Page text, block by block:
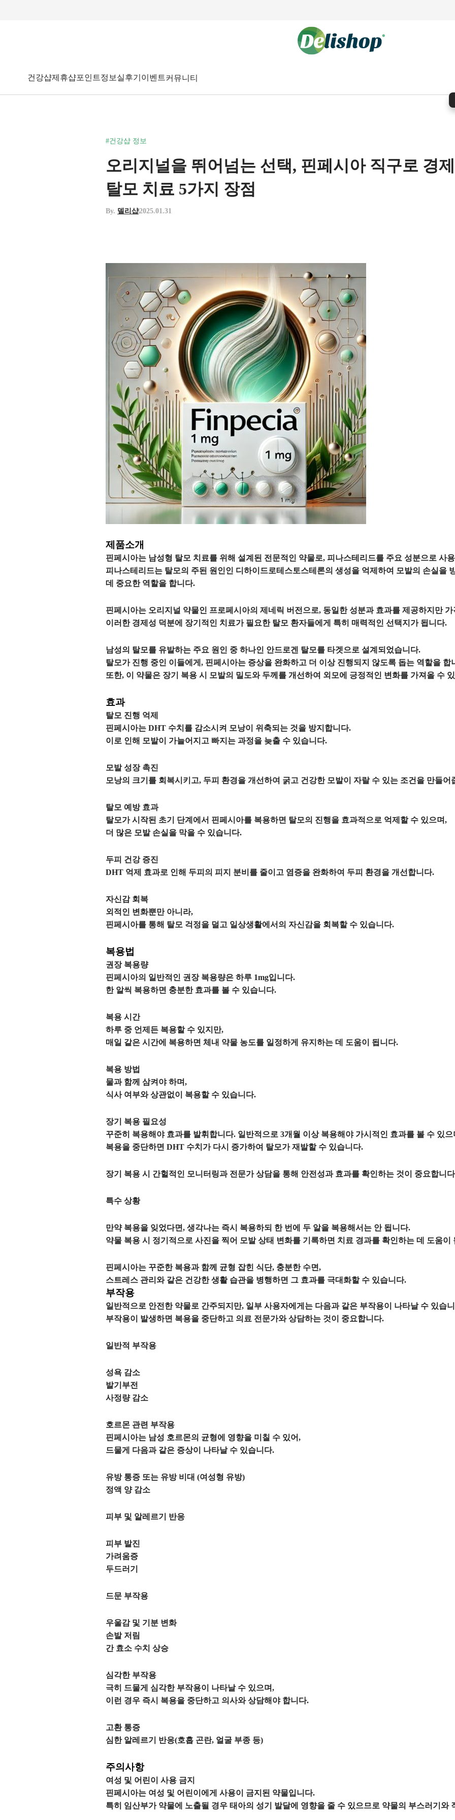
건강샵제휴샵포인트정보실후기 이벤트커뮤니티
#건강샵 정보
오리지널을 뛰어넘는 선택, 핀페시아 직구로 경
탈모 치료 5가지 장점
By. 델리샵2025.01.31
제품소개
핀페시아는 남성형 탈모 치료를 위해 설계된 전문적인 약물로, 피나스테리드를 주요 성분으로 사
피나스테리드는 탈모의 주된 원인인 디하이드로테스토스테론의 생성을 억제하여 모발의 손실을
데 중요한 역할을 합니다.
핀페시아는 오리지널 약물인 프로페시아의 제네릭 버전으로, 동일한 성분과 효과를 제공하지만
이러한 경제성 덕분에 장기적인 치료가 필요한 탈모 환자들에게 특히 매력적인 선택지가 됩니다.
남성의 탈모를 유발하는 주요 원인 중 하나인 안드로겐 탈모를 타겟으로 설계되었습니다.
탈모가 진행 중인 이들에게, 핀페시아는 증상을 완화하고 더 이상 진행되지 않도록 돕는 역할을 합
또한, 이 약물은 장기 복용 시 모발의 밀도와 두께를 개선하여 외모에 긍정적인 변화를 가져올 수
효과
탈모 진행 억제
핀페시아는 DHT 수치를 감소시켜 모낭이 위축되는 것을 방지합니다.
이로 인해 모발이 가늘어지고 빠지는 과정을 늦출 수 있습니다.
모발 성장 촉진
모낭의 크기를 회복시키고, 두피 환경을 개선하여 굵고 건강한 모발이 자랄 수 있는 조건을 만들어
탈모 예방 효과
탈모가 시작된 초기 단계에서 핀페시아를 복용하면 탈모의 진행을 효과적으로 억제할 수 있으며,
더 많은 모발 손실을 막을 수 있습니다.
두피 건강 증진
DHT 억제 효과로 인해 두피의 피지 분비를 줄이고 염증을 완화하여 두피 환경을 개선합니다.
자신감 회복
외적인 변화뿐만 아니라,
핀페시아를 통해 탈모 걱정을 덜고 일상생활에서의 자신감을 회복할 수 있습니다.
복용법
권장 복용량
핀페시아의 일반적인 권장 복용량은 하루 1mg입니다.
한 알씩 복용하면 충분한 효과를 볼 수 있습니다.
복용 시간
하루 중 언제든 복용할 수 있지만,
매일 같은 시간에 복용하면 체내 약물 농도를 일정하게 유지하는 데 도움이 됩니다.
복용 방법
물과 함께 삼켜야 하며,
식사 여부와 상관없이 복용할 수 있습니다.
장기 복용 필요성
꾸준히 복용해야 효과를 발휘합니다. 일반적으로 3개월 이상 복용해야 가시적인 효과를 볼 수 있으
복용을 중단하면 DHT 수치가 다시 증가하여 탈모가 재발할 수 있습니다.
장기 복용 시 간헐적인 모니터링과 전문가 상담을 통해 안전성과 효과를 확인하는 것이 중요합니
특수 상황
만약 복용을 잊었다면, 생각나는 즉시 복용하되 한 번에 두 알을 복용해서는 안 됩니다.
약물 복용 시 정기적으로 사진을 찍어 모발 상태 변화를 기록하면 치료 경과를 확인하는 데 도움이
핀페시아는 꾸준한 복용과 함께 균형 잡힌 식단, 충분한 수면,
스트레스 관리와 같은 건강한 생활 습관을 병행하면 그 효과를 극대화할 수 있습니다.
부작용
일반적으로 안전한 약물로 간주되지만, 일부 사용자에게는 다음과 같은 부작용이 나타날 수 있습
부작용이 발생하면 복용을 중단하고 의료 전문가와 상담하는 것이 중요합니다.
일반적 부작용
성욕 감소
발기부전
사정량 감소
호르몬 관련 부작용
핀페시아는 남성 호르몬의 균형에 영향을 미칠 수 있어,
드물게 다음과 같은 증상이 나타날 수 있습니다.
유방 통증 또는 유방 비대 (여성형 유방)
정액 양 감소
피부 및 알레르기 반응
피부 발진
가려움증
두드러기
드문 부작용
우울감 및 기분 변화
손발 저림
간 효소 수치 상승
심각한 부작용
극히 드물게 심각한 부작용이 나타날 수 있으며,
이런 경우 즉시 복용을 중단하고 의사와 상담해야 합니다.
고환 통증
심한 알레르기 반응(호흡 곤란, 얼굴 부종 등)
주의사항
여성 및 어린이 사용 금지
핀페시아는 여성 및 어린이에게 사용이 금지된 약물입니다.
특히 임산부가 약물에 노출될 경우 태아의 성기 발달에 영향을 줄 수 있으므로 약물의 부스러기와